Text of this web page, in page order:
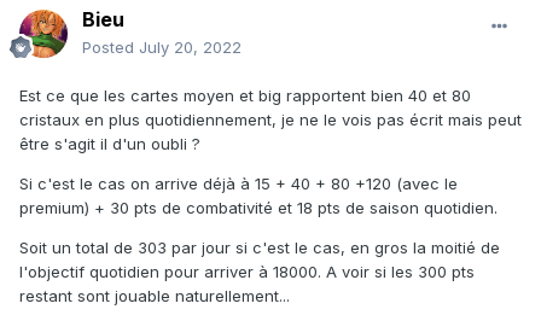
Bieu
Posted July 20, 2022
Est ce que les cartes moyen et big rapportent bien 40 et 80
cristaux en plus quotidiennement, je ne le vois pas écrit mais peut
être s'agit il d'un oubli ?
Si c'est le cas on arrive déjà à 15 + 40 + 80 +120 (avec le
premium) + 30 pts de combativité et 18 pts de saison quotidien.
Soit un total de 303 par jour si c'est le cas, en gros la moitié de
l'objectif quotidien pour arriver à 18000. A voir si les 300 pts
restant sont jouable naturellement...